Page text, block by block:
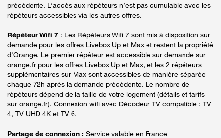
précédente. L’accès aux répéteurs n’est pas cumulable avec les
répéteurs accessibles via les autres offres.
Répéteur Wifi 7 : Les Répéteurs Wifi 7 sont mis à disposition sur
demande pour les offres Livebox Up et Max et restent la propriété
d'Orange. Le premier répéteur est accessible sur demande sur
orange.fr pour les offres Livebox Up et Max, et les 2 répéteurs
supplémentaires sur Max sont accessibles de manière séparée
chaque 72h après la demande précédente. Le nombre de
répéteurs dépend de la taille de votre logement (détails et tarifs
sur orange.fr). Connexion wifi avec Décodeur TV compatible : TV
4, TV UHD 4K et TV 6.
Partage de connexion : Service valable en France